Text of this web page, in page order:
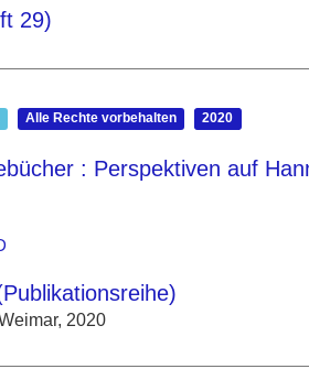
29)
Alle Rechte vorbehalten 2020
: Perspektiven auf
2020